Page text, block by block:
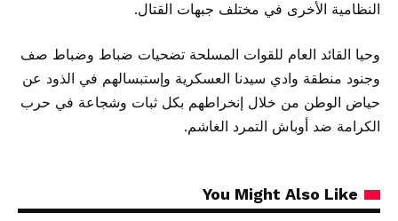
النظامية الأخرى في مختلف جبهات القتال.
وحيا القائد العام للقوات المسلحة تضحيات ضباط وضباط صف
وجنود منطقة وادي سيدنا العسكرية وإستبسالهم في الذود عن
حياض الوطن من خلال إنخراطهم بكل ثبات وشجاعة في حرب
الكرامة ضد أوباش التمرد الغاشم.
You Might Also Like